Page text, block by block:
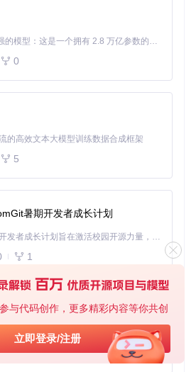
与代码创作，更多精彩内容等你共创
立即登录/注册
Kimi K3 是Kimi能力最强的模型：这是一个拥有 2.8 万亿参数的混合专家（MoE）模型，具备原生视觉理解能力，并支持 100 万 token 的上下文窗口。
0
的高效文本大模型训练数据合成框架
5
暑期开发者成长计划
「源启盛夏」暑期校园开发者成长计划旨在激活校园开源力量，通过积分激励、认证扶持、资源倾斜等形式，引导高校组织和开发者完成「入驻 — 建项目 — 做贡献 — 获认证 — 得资源」的完整闭环。无论你是想带领社团入驻平台的组织者，还是希望用代码贡献证明自己的开发者，都能在这里找到属于你的成长路径。
1
基于Python的Xiaozhi AI，适用于想要完整Xiaozhi体验而无需拥有专用硬件的用户。
1